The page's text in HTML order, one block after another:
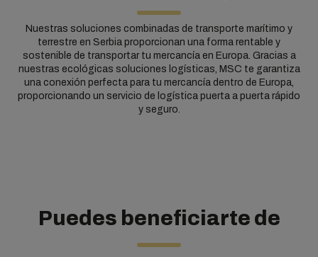
Nuestras soluciones combinadas de transporte marítimo y
terrestre en Serbia proporcionan una forma rentable y
sostenible de transportar tu mercancía en Europa. Gracias a
nuestras ecológicas soluciones logísticas, MSC te garantiza
una conexión perfecta para tu mercancía dentro de Europa,
proporcionando un servicio de logística puerta a puerta rápido
y seguro.
Puedes beneficiarte de